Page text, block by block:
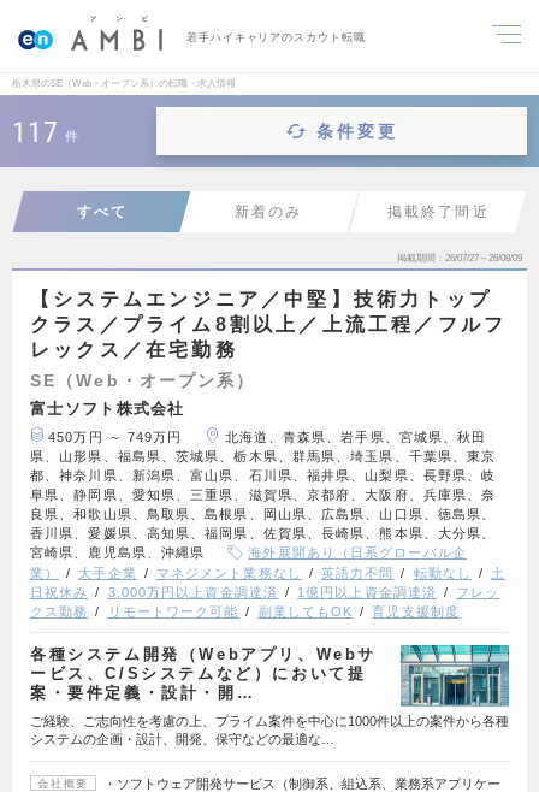
若手ハイキャリアのスカウト転職
栃木県のSE（Web・オープン系）の転職・求人情報
117 件 条件変更
すべて 新着のみ 掲載終了間近
掲載期間 26/07/27～26/08/09
【システムエンジニア／中堅】技術力トップ
クラス／プライム8割以上／上流工程／フルフ
レックス／在宅勤務
SE（Web・オープン系）
富士ソフト株式会社
450万円 ～ 749万円
北海道、青森県、岩手県、宮城県、秋田
県、山形県、福島県、茨城県、栃木県、群馬県、埼玉県、千葉県、東京
都、神奈川県、新潟県、富山県、石川県、福井県、山梨県、長野県、岐
阜県、静岡県、愛知県、三重県、滋賀県、京都府、大阪府、兵庫県、奈
良県、和歌山県、鳥取県、島根県、岡山県、広島県、山口県、徳島県、
香川県、愛媛県、高知県、福岡県、佐賀県、長崎県、熊本県、大分県、
宮崎県、鹿児島県、沖縄県
海外展開あり（日系グローバル企
業）
大手企業 マネジメント業務なし 英語力不問 転勤なし
土
日祝休み
3,000万円以上資金調達済 1億円以上資金調達済
フレッ
クス勤務
リモートワーク可能 副業してもOK 育児支援制度
各種システム開発（Webアプリ、Webサ
ービス、C/Sシステムなど）において提
案・要件定義・設計・開…
ご経験、ご志向性を考慮の上、プライム案件を中心に1000件以上の案件から各種
システムの企画・設計、開発、保守などの最適な…
会社概要
・ソフトウェア開発サービス（制御系、組込系、業務系アプリケー